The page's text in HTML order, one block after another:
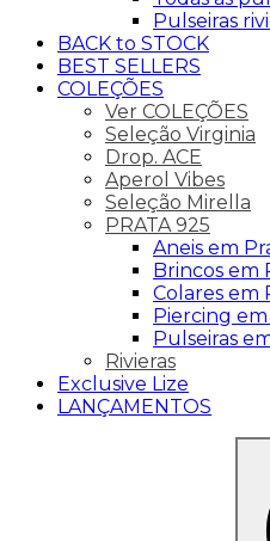
Pulseiras
BACK to STOCK
BEST SELLERS
COLEÇÕES
Ver COLEÇÕES
Seleção Virginia
Drop. ACE
Aperol Vibes
Seleção Mirella
PRATA 925
Aneis em
Brincos em
Colares em
Piercing
Pulseiras
Rivieras
Exclusive Lize
LANÇAMENTOS